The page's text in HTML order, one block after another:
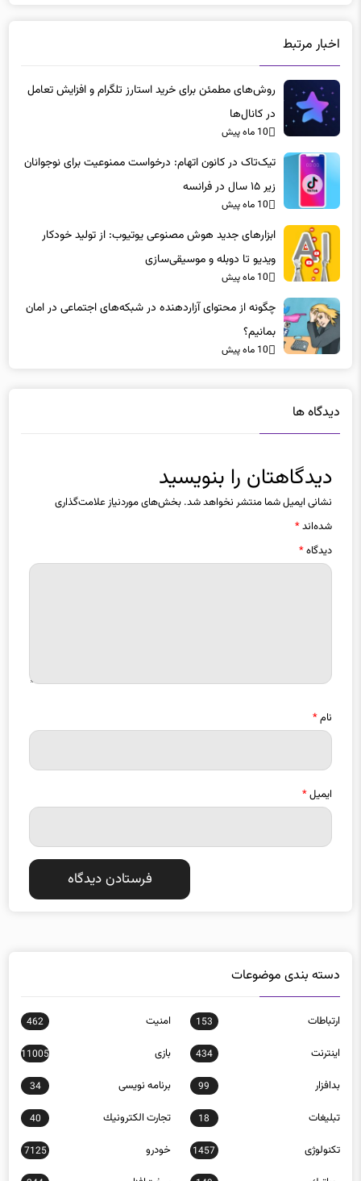
روش‌های مطمئن برای خرید استارز تلگرام و افزایش تعامل
در کانال‌ها
10 ماه پیش
تیک‌تاک در کانون اتهام: درخواست ممنوعیت برای نوجوانان
زیر ۱۵ سال در فرانسه
10 ماه پیش
ابزارهای جدید هوش مصنوعی یوتیوب: از تولید خودکار
ویدیو تا دوبله و موسیقی‌سازی
10 ماه پیش
چگونه از محتوای آزاردهنده در شبکه‌های اجتماعی در امان
بمانیم؟
10 ماه پیش
نشانی ایمیل شما منتشر نخواهد شد.بخش‌های موردنیاز علامت‌گذاری
شده‌اند*
دیدگاه*
ایمیل*
ارتباطات
اينترنت 434 بازی 11005
بدافزار 99 برنامه نويسی 34
تبلیغات 18 تجارت الكترونيك 40
تکنولوژی 1457 خودرو 7125
روباتيك 149 سخت‌افزار 244